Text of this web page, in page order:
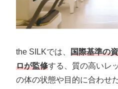
the SILKでは、 国際基準の
ロが監修する、質の高いレ
の体の状態や目的に合わせ